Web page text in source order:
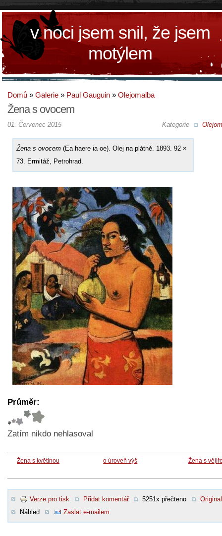
v noci jsem snil, že jsem
motýlem
Domů » Galerie » Paul Gauguin » Olejomalba
Žena s ovocem
Kategorie
01. Červenec 2015
Žena s ovocem (Ea haere ia oe). Olej na plátně. 1893. 92 ×
73. Ermitáž, Petrohrad.
Průměr:
Zatím nikdo nehlasoval
Žena s květinou o úroveň výš Žena s
Verze pro tisk Přidat komentář 5251x přečteno
Original
Náhled
Zaslat e-mailem